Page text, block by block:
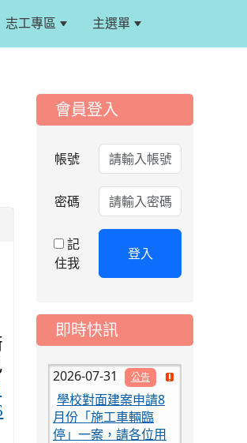
志工專區 主選單
::: 會員登入
帳號
密碼
記
住我
登入
即時快訊
2026-08-06
公告
115年桃園市運動會國
小游泳比賽楊梅區代
表選手服裝領取通知
2026-08-05
重要
115學年度課後照顧
服務班教師甄選簡章
2026-08-03
重要
五年級常態編班結果
公告
學校對面建案申請8
月份「施工車輛臨
停」一案，請各位用
路人留意